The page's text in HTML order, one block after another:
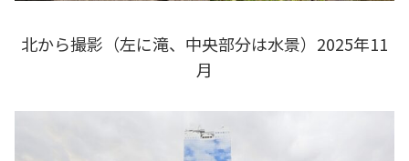
北から撮影（左に滝、中央部分は水景）2025年11
月